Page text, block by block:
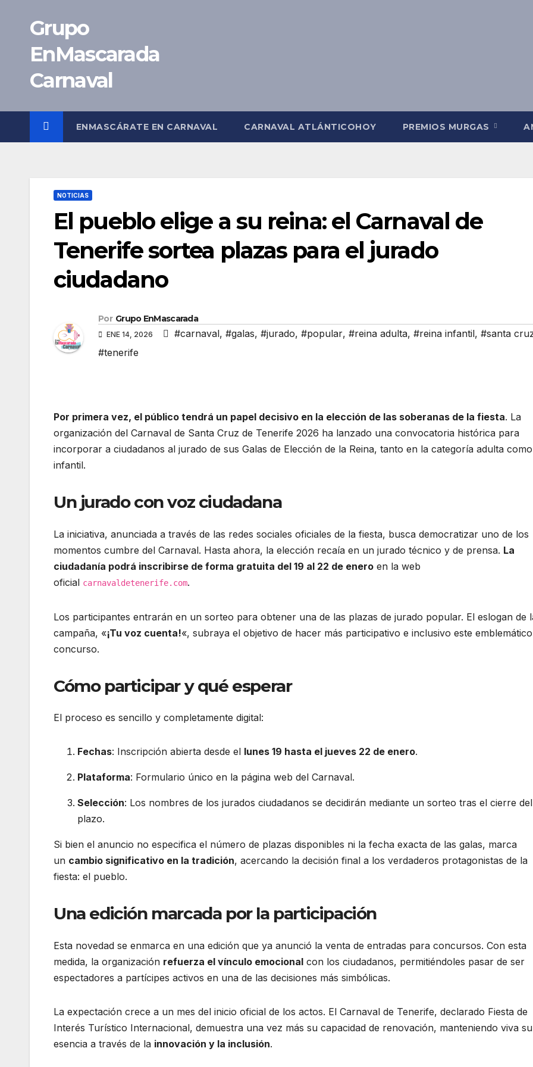
contenido
Grupo
EnMascarada
Carnaval
ENMASCÁRATE EN CARNAVAL CARNAVAL ATLÁNTICOHOY PREMIOS MURGAS
NOTICIAS
El pueblo elige a su reina: el Carnaval de
Tenerife sortea plazas para el jurado
ciudadano
Por Grupo EnMascarada
ENE 14, 2026 #carnaval, #galas, #jurado, #popular, #reina adulta, #reina infantil, #santa
#tenerife
Por primera vez, el público tendrá un papel decisivo en la elección de las soberanas de la fiesta. La
organización del Carnaval de Santa Cruz de Tenerife 2026 ha lanzado una convocatoria histórica para
incorporar a ciudadanos al jurado de sus Galas de Elección de la Reina, tanto en la categoría adulta como
infantil.
Un jurado con voz ciudadana
La iniciativa, anunciada a través de las redes sociales oficiales de la fiesta, busca democratizar uno de los
momentos cumbre del Carnaval. Hasta ahora, la elección recaía en un jurado técnico y de prensa. La
ciudadanía podrá inscribirse de forma gratuita del 19 al 22 de enero en la web
oficial carnavaldetenerife.com.
Los participantes entrarán en un sorteo para obtener una de las plazas de jurado popular. El eslogan de
campaña, «¡Tu voz cuenta!«, subraya el objetivo de hacer más participativo e inclusivo este emblemático
concurso.
Cómo participar y qué esperar
El proceso es sencillo y completamente digital:
Fechas: Inscripción abierta desde el lunes 19 hasta el jueves 22 de enero.
Plataforma: Formulario único en la página web del Carnaval.
Selección: Los nombres de los jurados ciudadanos se decidirán mediante un sorteo tras el cierre del
plazo.
Si bien el anuncio no especifica el número de plazas disponibles ni la fecha exacta de las galas, marca
un cambio significativo en la tradición, acercando la decisión final a los verdaderos protagonistas de la
fiesta: el pueblo.
Una edición marcada por la participación
Esta novedad se enmarca en una edición que ya anunció la venta de entradas para concursos. Con esta
medida, la organización refuerza el vínculo emocional con los ciudadanos, permitiéndoles pasar de ser
espectadores a partícipes activos en una de las decisiones más simbólicas.
La expectación crece a un mes del inicio oficial de los actos. El Carnaval de Tenerife, declarado Fiesta de
Interés Turístico Internacional, demuestra una vez más su capacidad de renovación, manteniendo viva su
esencia a través de la innovación y la inclusión.